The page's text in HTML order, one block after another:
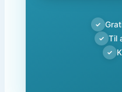
✓
✓ Til
✓